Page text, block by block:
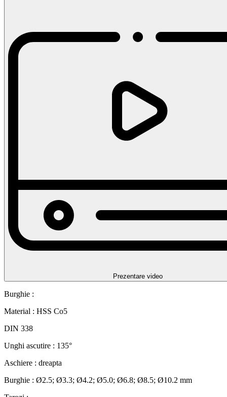
Prezentare video
Burghie :
Material : HSS Co5
DIN 338
Unghi ascutire : 135°
Aschiere : dreapta
Burghie : Ø2.5; Ø3.3; Ø4.2; Ø5.0; Ø6.8; Ø8.5; Ø10.2 mm